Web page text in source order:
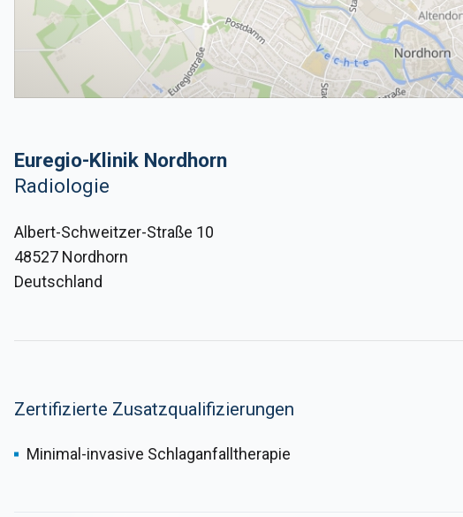
Euregio-Klinik Nordhorn
Radiologie
Albert-Schweitzer-Straße 10
48527 Nordhorn
Deutschland
Zertifizierte Zusatzqualifizierungen
Minimal-invasive Schlaganfalltherapie